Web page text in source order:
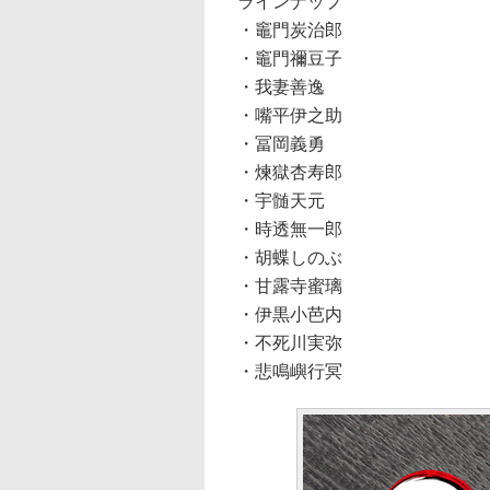
・竈門炭治郎
・竈門禰豆子
・我妻善逸
・嘴平伊之助
・冨岡義勇
・煉獄杏寿郎
・宇髄天元
・時透無一郎
・胡蝶しのぶ
・甘露寺蜜璃
・伊黒小芭内
・不死川実弥
・悲鳴嶼行冥